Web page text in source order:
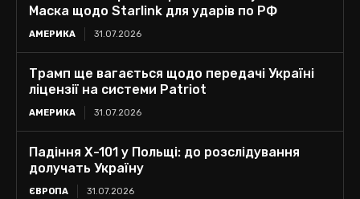
Маска щодо Starlink для ударів по РФ
АМЕРИКА 31.07.2026
Трамп ще вагається щодо передачі Україні
ліцензії на системи Patriot
АМЕРИКА 31.07.2026
Падіння Х-101 у Польщі: до розслідування
долучать Україну
ЄВРОПА 31.07.2026